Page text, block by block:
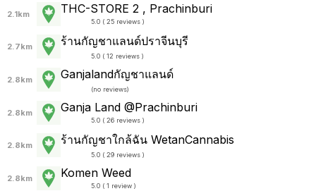
2.1km THC-STORE 2 , Prachinburi
5.0 ( 25 reviews )
2.7km ร้านกัญชาแลนด์ปราจีนบุรี
5.0 ( 12 reviews )
2.8km Ganjalandกัญชาแลนด์
(no reviews)
2.8km Ganja Land @Prachinburi
5.0 ( 26 reviews )
2.8km ร้านกัญชาใกล้ฉัน WetanCannabis
5.0 ( 29 reviews )
2.8km Komen Weed
5.0 ( 1 review )